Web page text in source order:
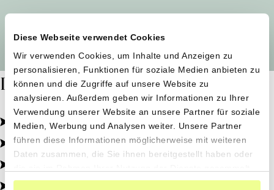
Diese Webseite verwendet Cookies
Wir verwenden Cookies, um Inhalte und Anzeigen zu
personalisieren, Funktionen für soziale Medien anbieten zu
können und die Zugriffe auf unsere Website zu
analysieren. Außerdem geben wir Informationen zu Ihrer
Verwendung unserer Website an unsere Partner für soziale
Medien, Werbung und Analysen weiter. Unsere Partner
führen diese Informationen möglicherweise mit weiteren
Daten zusammen, die Sie ihnen bereitgestellt haben oder
haben.
Dafür stehen wir
Pestizidfrei angebaut, schonend verarbeitet.
Natürliche Zutaten, echter Geschmack.
Von kleinen Höfen, direkt zu dir.
100% transparent, 0% Zusatzstoffe.